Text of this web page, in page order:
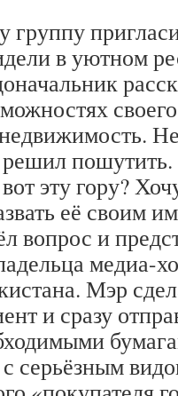
в уютном
решил
эту гору?
её своим
вопрос и
медиа-
Мэр
и сразу
серьёзным